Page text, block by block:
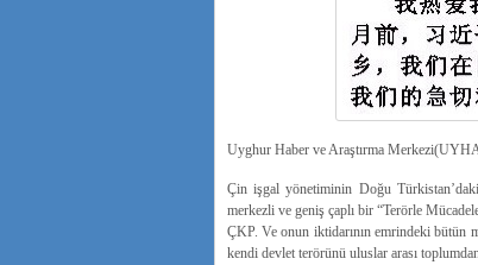
Uyghur Haber ve Araştırma
Çin işgal yönetiminin Doğu
merkezli ve geniş çaplı bir “Terörle
ÇKP. Ve onun iktidarının emrindeki bütün
kendi devlet terörünü uluslar arası